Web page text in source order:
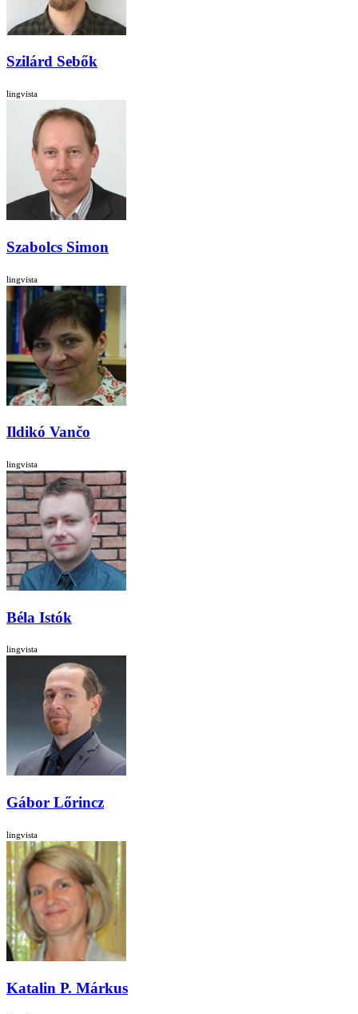
Szilárd Sebők
lingvista
Szabolcs Simon
lingvista
Ildikó Vančo
lingvista
Béla Istók
lingvista
Gábor Lőrincz
lingvista
Katalin P. Márkus